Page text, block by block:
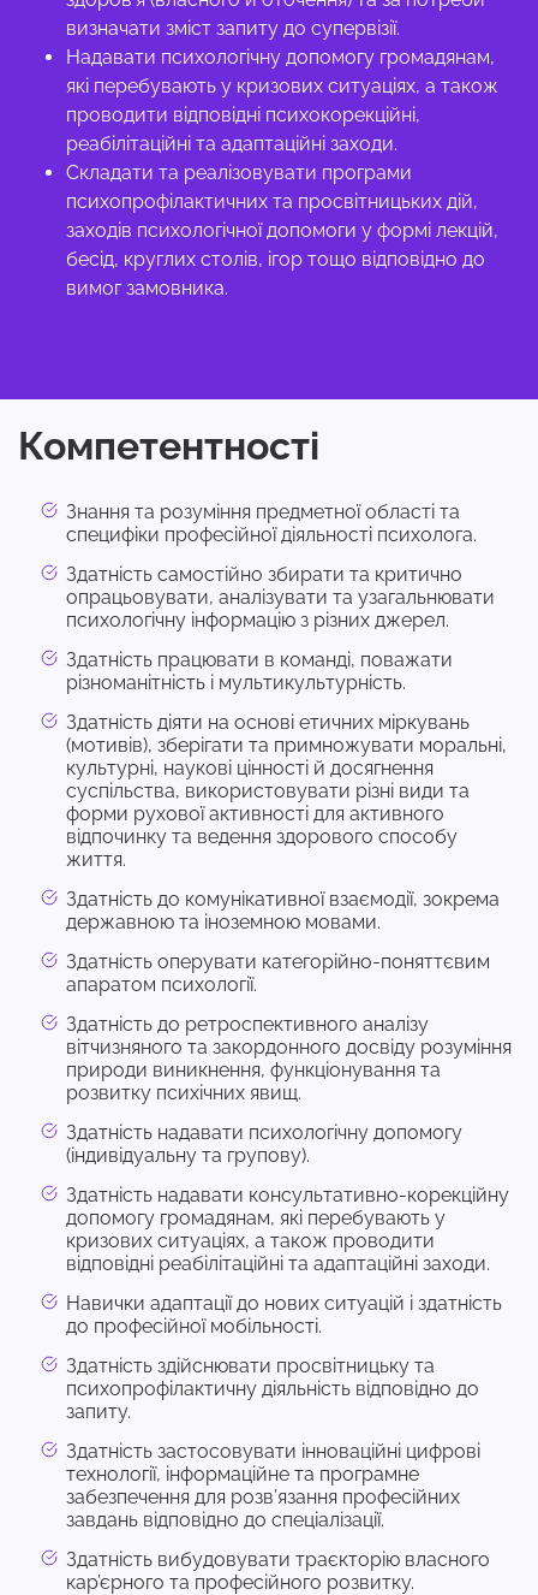
визначати зміст запиту до супервізії.
Надавати психологічну допомогу громадянам,
які перебувають у кризових ситуаціях, а також
проводити відповідні психокорекційні,
реабілітаційні та адаптаційні заходи.
Складати та реалізовувати програми
психопрофілактичних та просвітницьких дій,
заходів психологічної допомоги у формі лекцій,
бесід, круглих столів, ігор тощо відповідно до
вимог замовника.
Компетентності
Знання та розуміння предметної області та
специфіки професійної діяльності психолога.
Здатність самостійно збирати та критично
опрацьовувати, аналізувати та узагальнювати
психологічну інформацію з різних джерел.
Здатність працювати в команді, поважати
різноманітність і мультикультурність.
Здатність діяти на основі етичних міркувань
(мотивів), зберігати та примножувати моральні,
культурні, наукові цінності й досягнення
суспільства, використовувати різні види та
форми рухової активності для активного
відпочинку та ведення здорового способу
життя.
Здатність до комунікативної взаємодії, зокрема
державною та іноземною мовами.
Здатність оперувати категорійно-поняттєвим
апаратом психології.
Здатність до ретроспективного аналізу
вітчизняного та закордонного досвіду розуміння
природи виникнення, функціонування та
розвитку психічних явищ.
Здатність надавати психологічну допомогу
(індивідуальну та групову).
Здатність надавати консультативно-корекційну
допомогу громадянам, які перебувають у
кризових ситуаціях, а також проводити
відповідні реабілітаційні та адаптаційні заходи.
Навички адаптації до нових ситуацій і здатність
до професійної мобільності.
Здатність здійснювати просвітницьку та
психопрофілактичну діяльність відповідно до
запиту.
Здатність застосовувати інноваційні цифрові
технології, інформаційне та програмне
забезпечення для розв’язання професійних
завдань відповідно до спеціалізації.
Здатність вибудовувати траєкторію власного
кар’єрного та професійного розвитку.